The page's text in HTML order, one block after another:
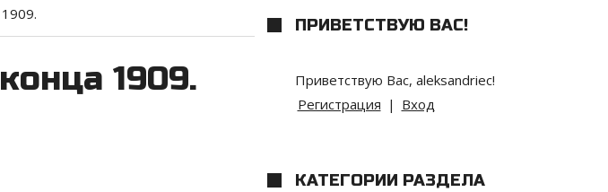
1909.
ПРИВЕТСТВУЮ ВАС!
Приветствую Вас, aleksandriec!
Регистрация | Вход
КАТЕГОРИИ РАЗДЕЛА